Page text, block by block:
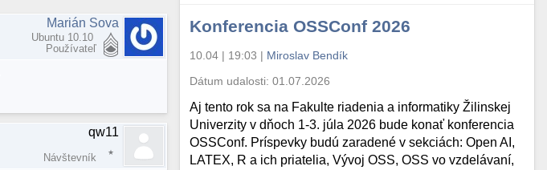
Marián Sova
Ubuntu 10.10
Používateľ
qw11
Návštevník
Konferencia OSSConf 2026
10.04 | 19:03 | Miroslav Bendík
Dátum udalosti:01.07.2026
Aj tento rok sa na Fakulte riadenia a informatiky Žilinskej
Univerzity v dňoch 1-3. júla 2026 bude konať konferencia
OSSConf. Príspevky budú zaradené v sekciách: Open AI,
LATEX, R a ich priatelia, Vývoj OSS, OSS vo vzdelávaní,